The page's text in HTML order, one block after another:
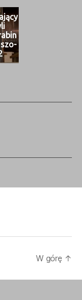
szo­
W górę ↑